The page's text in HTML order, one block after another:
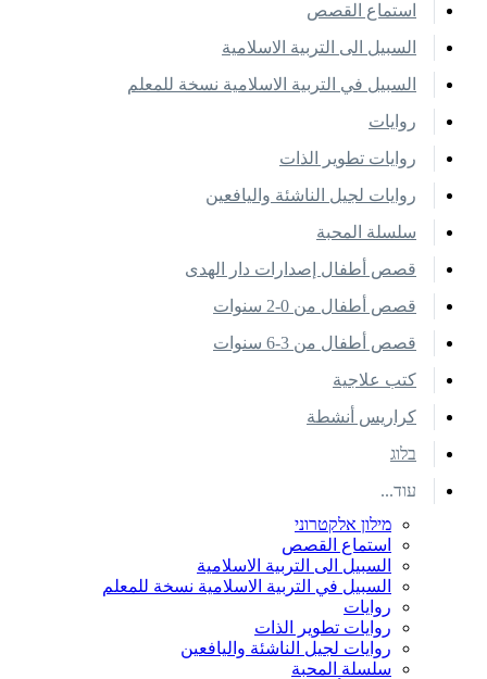
استماع القصص
السبيل الى التربية الاسلامية
السبيل في التربية الاسلامية نسخة للمعلم
روايات
روايات تطوير الذات
روايات لجيل الناشئة واليافعين
سلسلة المحبة
قصص أطفال إصدارات دار الهدى
قصص أطفال من 0-2 سنوات
قصص أطفال من 3-6 سنوات
كتب علاجية
كراريس أنشطة
בלוג
עוד...
מילון אלקטרוני
استماع القصص
السبيل الى التربية الاسلامية
السبيل في التربية الاسلامية نسخة للمعلم
روايات
روايات تطوير الذات
روايات لجيل الناشئة واليافعين
سلسلة المحبة